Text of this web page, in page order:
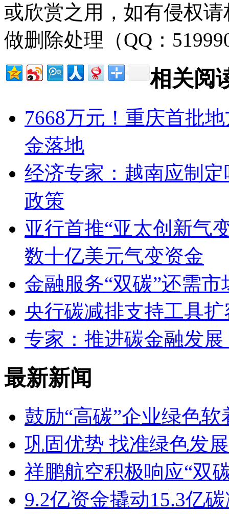
或欣赏之用，如有侵权
做删除处理（QQ：
相关阅
7668万元！重庆首批
金落地
经济专家：越南应制
政策
亚行首推“亚太创新气
数十亿美元气变资金
金融服务“双碳”还需市
央行碳减排支持工具
专家：推进碳金融发
最新新闻
鼓励“高碳”企业绿色
巩固优势 找准绿色发
祥鹏航空积极响应“双
9.2亿资金撬动15.3亿